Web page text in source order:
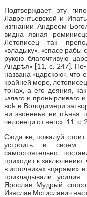
Подтверждает эту
Лаврентьевской и
изгнании Андреем
видна явная
Летописец так
«владыку»: «спасе
рукою благочтивую
Андрѣя» [11, с. 247].
названа «царскою»,
крайней мере,
тонах, а его деяния,
«злаго и пронырливаго и
всѣ в Володимери
ни звоненья ни пѣнья
человеци от него» [11, с.
Сюда же, пожалуй, стоит
устроить в своем
самостоятельно
приходит к заключению,
в источниках «царями»,
прикладывали усилия
Ярослав Мудрый
Изяслав Мстиславич